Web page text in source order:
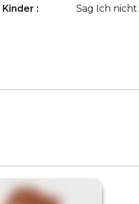
Kinder :
Sag Ich nicht